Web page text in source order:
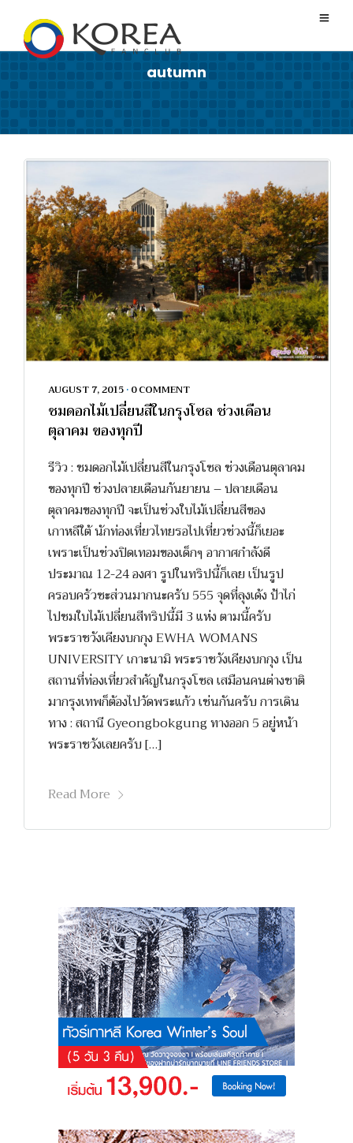
autumn
AUGUST 7, 2015 • 0 COMMENT
ชมดอกไม้เปลี่ยนสีในกรุงโซล ช่วงเดือน
ตุลาคม ของทุกปี
รีวิว : ชมดอกไม้เปลี่ยนสีในกรุงโซล ช่วงเดือนตุลาคม
ของทุกปี ช่วงปลายเดือนกันยายน – ปลายเดือน
ตุลาคมของทุกปี จะเป็นช่วงใบไม้เปลี่ยนสีของ
เกาหลีใต้ นักท่องเที่ยวไทยรอไปเที่ยวช่วงนี้ก็เยอะ
เพราะเป็นช่วงปิดเทอมของเด็กๆ อากาศกำลังดี
ประมาณ 12-24 องศา รูปในทริปนี้ก็เลย เป็นรูป
ครอบครัวซะส่วนมากนะครับ 555 จุดที่ลุงเด้ง ป้าไก่
ไปชมใบไม้เปลี่ยนสีทริปนี้มี 3 แห่ง ตามนี้ครับ
พระราชวังเคียงบกกุง EWHA WOMANS
UNIVERSITY เกาะนามิ พระราชวังเคียงบกกุง เป็น
สถานที่ท่องเที่ยวสำคัญในกรุงโซล เสมือนคนต่างชาติ
มากรุงเทพก็ต้องไปวัดพระแก้ว เช่นกันครับ การเดิน
ทาง : สถานี Gyeongbokgung ทางออก 5 อยู่หน้า
พระราชวังเลยครับ […]
Read More